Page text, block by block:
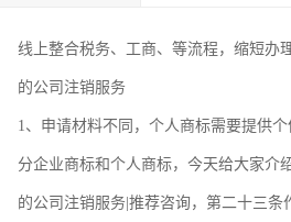
线上整合税务、工商、等流程，缩短办
的公司注销服务
1、申请材料不同，个人商标需要提供
分企业商标和个人商标，今天给大家介
的公司注销服务|推荐咨询，第二十三